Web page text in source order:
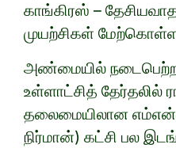
காங்கிரஸ் –
முயற்சிகள்
அண்மையில் நடைபெற்ற
உள்ளாட்சித் தேர்தலில்
தலைமையிலான
நிர்மான்) கட்சி பல